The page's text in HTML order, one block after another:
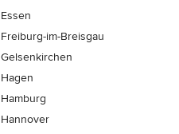
Essen
Freiburg-im-Breisgau
Gelsenkirchen
Hagen
Hamburg
Hannover